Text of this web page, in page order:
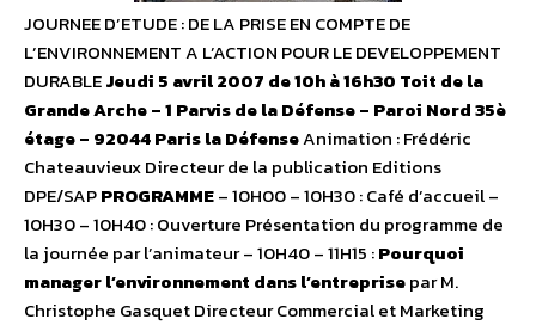
JOURNEE D’ETUDE : DE LA PRISE EN COMPTE DE
L’ENVIRONNEMENT A L’ACTION POUR LE DEVELOPPEMENT
DURABLEJeudi 5 avril 2007 de 10h à 16h30 Toit de la
Grande Arche – 1 Parvis de la Défense – Paroi Nord 35è
étage – 92044 Paris la DéfenseAnimation : Frédéric
Chateauvieux Directeur de la publication Editions
DPE/SAPPROGRAMME– 10H00 – 10H30 : Café d’accueil –
10H30 – 10H40 : Ouverture Présentation du programme de
la journée par l’animateur – 10H40 – 11H15 :Pourquoi
manager l’environnement dans l’entreprisepar M.
Christophe Gasquet Directeur Commercial et Marketing